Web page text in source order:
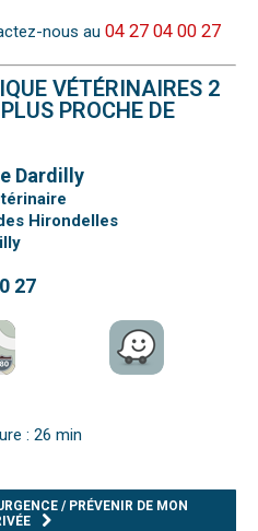
nous au 04 27 04 00 27
VÉTÉRINAIRES 2
PROCHE DE
Dardilly
Hirondelles
27
: 26 min
/ PRÉVENIR DE MON